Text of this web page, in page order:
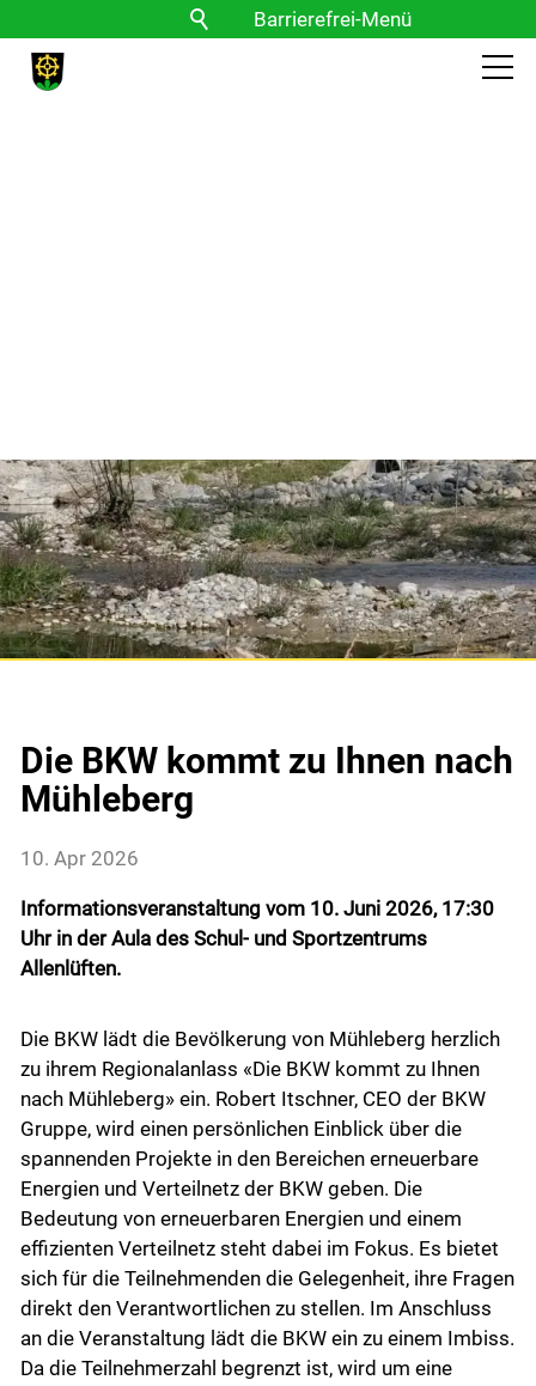
Barrierefrei-Menü
Powered by Weblication® CMS
Themen
Gemeinde & Wirtschaft
Gemeinde
Verwaltung
Freie Stellen
Wirtschaft
Politik
Freizeit & Kultur
Bildung & Jugend
Die BKW kommt zu Ihnen nach
Mühleberg
10. Apr 2026
Informationsveranstaltung vom 10. Juni 2026, 17:30
Uhr in der Aula des Schul- und Sportzentrums
Allenlüften.
Die BKW lädt die Bevölkerung von Mühleberg herzlich
zu ihrem Regionalanlass «Die BKW kommt zu Ihnen
nach Mühleberg» ein. Robert Itschner, CEO der BKW
Gruppe, wird einen persönlichen Einblick über die
spannenden Projekte in den Bereichen erneuerbare
Energien und Verteilnetz der BKW geben. Die
Bedeutung von erneuerbaren Energien und einem
effizienten Verteilnetz steht dabei im Fokus. Es bietet
sich für die Teilnehmenden die Gelegenheit, ihre Fragen
direkt den Verantwortlichen zu stellen. Im Anschluss
an die Veranstaltung lädt die BKW ein zu einem Imbiss.
Da die Teilnehmerzahl begrenzt ist, wird um eine